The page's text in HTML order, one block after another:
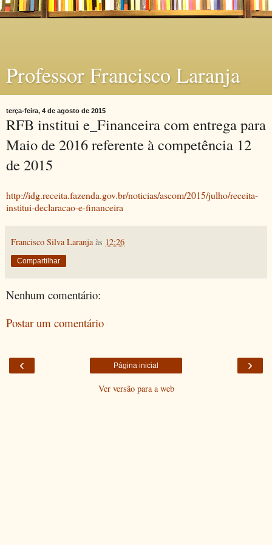
Professor Francisco Laranja
terça-feira, 4 de agosto de 2015
RFB institui e_Financeira com entrega para
Maio de 2016 referente à competência 12
de 2015
http://idg.receita.fazenda.gov.br/noticias/ascom/2015/julho/receita-
institui-declaracao-e-financeira
Francisco Silva Laranja às 12:26
Compartilhar
Nenhum comentário:
Postar um comentário
‹ ›
Página inicial
Ver versão para a web